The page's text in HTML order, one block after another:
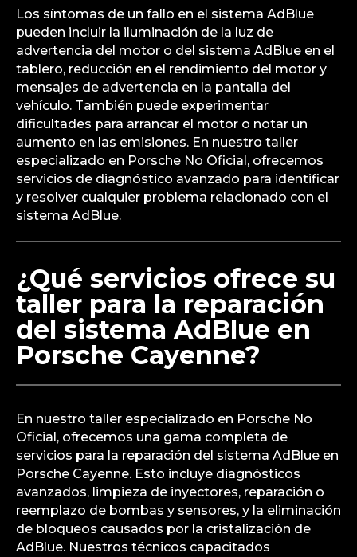
Los síntomas de un fallo en el sistema AdBlue
pueden incluir la iluminación de la luz de
advertencia del motor o del sistema AdBlue en el
tablero, reducción en el rendimiento del motor y
mensajes de advertencia en la pantalla del
vehículo. También puede experimentar
dificultades para arrancar el motor o notar un
aumento en las emisiones. En nuestro taller
especializado en Porsche No Oficial, ofrecemos
servicios de diagnóstico avanzado para identificar
y resolver cualquier problema relacionado con el
sistema AdBlue.
¿Qué servicios ofrece su
taller para la reparación
del sistema AdBlue en
Porsche Cayenne?
En nuestro taller especializado en Porsche No
Oficial, ofrecemos una gama completa de
servicios para la reparación del sistema AdBlue en
Porsche Cayenne. Esto incluye diagnósticos
avanzados, limpieza de inyectores, reparación o
reemplazo de bombas y sensores, y la eliminación
de bloqueos causados por la cristalización de
AdBlue. Nuestros técnicos capacitados